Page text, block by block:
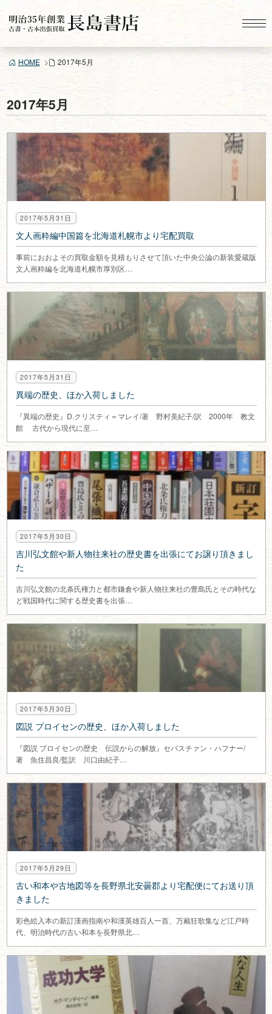
ン
ツ
ス
キ
HOME 2017年5月
2017年5月
2017年5月31日
文人画粋編中国篇を北海道札幌市より宅配買取
事前におおよその買取金額を見積もりさせて頂いた中央公論の新装愛蔵版
文人画粋編を北海道札幌市厚別区…
2017年5月31日
異端の歴史、ほか入荷しました
『異端の歴史』D.クリスティ＝マレイ/著 野村美紀子/訳 2000年 教文
館 古代から現代に至…
2017年5月30日
吉川弘文館や新人物往来社の歴史書を出張にてお譲り頂きまし
た
吉川弘文館の北条氏権力と都市鎌倉や新人物往来社の豊島氏とその時代な
ど戦国時代に関する歴史書を出張…
2017年5月30日
図説 プロイセンの歴史、ほか入荷しました
『図説 プロイセンの歴史 伝説からの解放』セバスチァン・ハフナー/
著 魚住昌良/監訳 川口由紀子…
2017年5月29日
古い和本や古地図等を長野県北安曇郡より宅配便にてお送り頂
きました
彩色絵入本の新訂漢画指南や和漢英雄百人一首、万戴狂歌集など江戸時
代、明治時代の古い和本を長野県北…